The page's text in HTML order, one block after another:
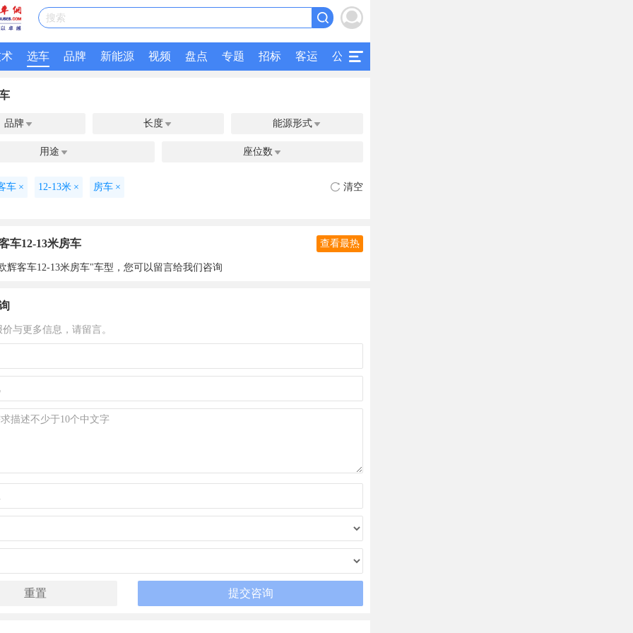
搜索
选车 品牌 新能源 视频 盘点 专题 招标 客运 公交
品牌  长度 能源形式
用途  座位数 
车 × 12-13米 × 房车 × 清空
车12-13米房车 查看最热
辉客车12-13米房车"车型，您可以留言给我们咨询
与更多信息，请留言。